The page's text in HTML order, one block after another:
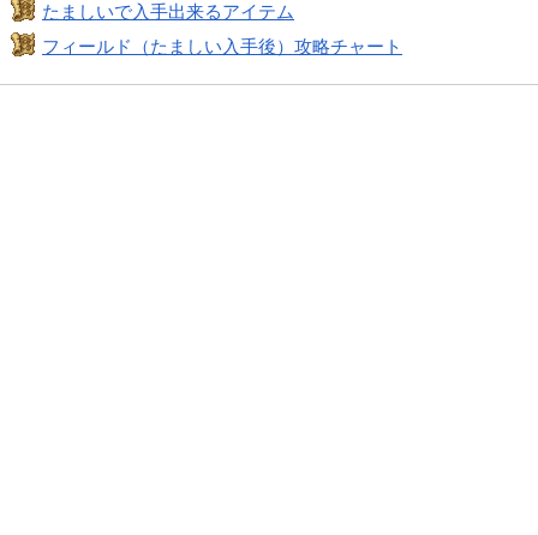
たましいで入手出来るアイテム
フィールド（たましい入手後）攻略チャート